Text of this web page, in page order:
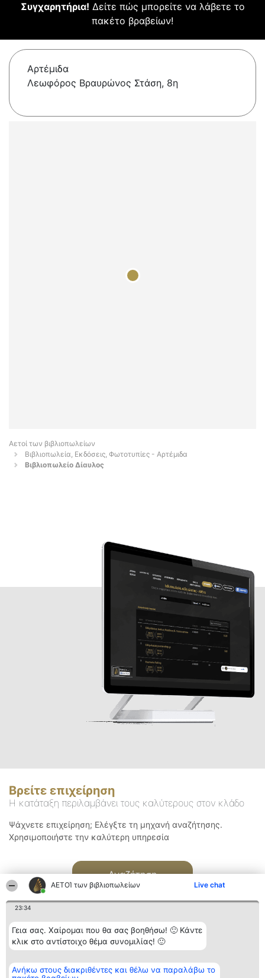
ΑΕΤΟΊ των βιβλιοπωλείων Live chat
23:34
Γεια σας. Χαίρομαι που θα σας βοηθήσω! 🙂 Κάντε
κλικ στο αντίστοιχο θέμα συνομιλίας! 🙂
Ανήκω στους διακριθέντες και θέλω να παραλάβω το
Συγχαρητήρια! Δείτε πώς μπορείτε να λάβετε το
πακέτο βραβείων!
Αρτέμιδα
Λεωφόρος Βραυρώνος Στάση, 8η
Αετοί των βιβλιοπωλείων
Βιβλιοπωλεία, Εκδόσεις, Φωτοτυπίες - Αρτέμιδα
Βιβλιοπωλείο Δίαυλος
Βρείτε επιχείρηση
Η κατάταξη περιλαμβάνει τους καλύτερους στον κλάδο
Ψάχνετε επιχείρηση; Ελέγξτε τη μηχανή αναζήτησης.
Χρησιμοποιήστε την καλύτερη υπηρεσία
Αναζήτηση
Διοργανωτής της
κατάταξης
Κατάταξη
Διακριθέντες
Επικοινωνία
Επικοινωνία